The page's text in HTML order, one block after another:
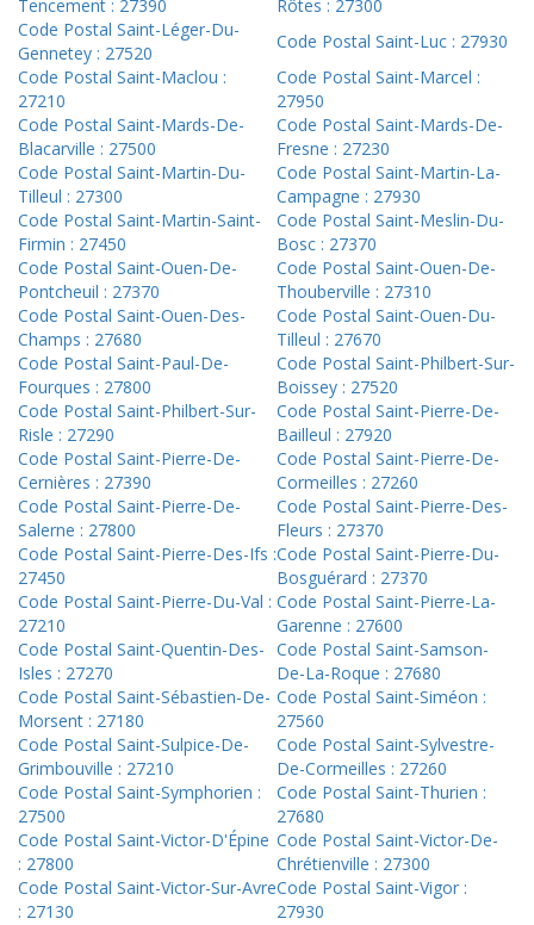
Tencement : 27390
Rôtes : 27300
Code Postal Saint-Léger-Du-
Gennetey : 27520
Code Postal Saint-Luc : 27930
Code Postal Saint-Maclou :
27210
Code Postal Saint-Marcel :
27950
Code Postal Saint-Mards-De-
Blacarville : 27500
Code Postal Saint-Mards-De-
Fresne : 27230
Code Postal Saint-Martin-Du-
Tilleul : 27300
Code Postal Saint-Martin-La-
Campagne : 27930
Code Postal Saint-Martin-Saint-
Firmin : 27450
Code Postal Saint-Meslin-Du-
Bosc : 27370
Code Postal Saint-Ouen-De-
Pontcheuil : 27370
Code Postal Saint-Ouen-De-
Thouberville : 27310
Code Postal Saint-Ouen-Des-
Champs : 27680
Code Postal Saint-Ouen-Du-
Tilleul : 27670
Code Postal Saint-Paul-De-
Fourques : 27800
Code Postal Saint-Philbert-Sur-
Boissey : 27520
Code Postal Saint-Philbert-Sur-
Risle : 27290
Code Postal Saint-Pierre-De-
Bailleul : 27920
Code Postal Saint-Pierre-De-
Cernières : 27390
Code Postal Saint-Pierre-De-
Cormeilles : 27260
Code Postal Saint-Pierre-De-
Salerne : 27800
Code Postal Saint-Pierre-Des-
Fleurs : 27370
Code Postal Saint-Pierre-Des-Ifs :
27450
Code Postal Saint-Pierre-Du-
Bosguérard : 27370
Code Postal Saint-Pierre-Du-Val :
27210
Code Postal Saint-Pierre-La-
Garenne : 27600
Code Postal Saint-Quentin-Des-
Isles : 27270
Code Postal Saint-Samson-
De-La-Roque : 27680
Code Postal Saint-Sébastien-De-
Morsent : 27180
Code Postal Saint-Siméon :
27560
Code Postal Saint-Sulpice-De-
Grimbouville : 27210
Code Postal Saint-Sylvestre-
De-Cormeilles : 27260
Code Postal Saint-Symphorien :
27500
Code Postal Saint-Thurien :
27680
Code Postal Saint-Victor-D'Épine
: 27800
Code Postal Saint-Victor-De-
Chrétienville : 27300
Code Postal Saint-Victor-Sur-Avre
: 27130
Code Postal Saint-Vigor :
27930